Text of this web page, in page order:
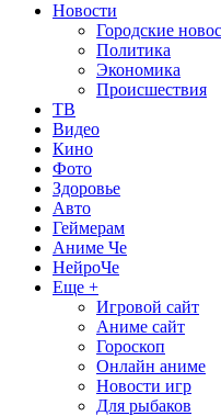
Новости
Городские
Политика
Экономика
Происшествия
ТВ
Видео
Кино
Фото
Здоровье
Авто
Геймерам
Аниме Че
НейроЧе
Еще +
Игровой сайт
Аниме сайт
Гороскоп
Онлайн аниме
Новости игр
Для рыбаков